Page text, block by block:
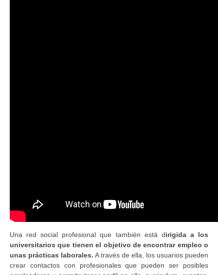
Una red social profesional que también está dirigida a los
universitarios que tienen el objetivo de encontrar empleo o
unas prácticas laborales. A través de ella, los usuarios pueden
crear contactos con profesionales que pueden ser posibles